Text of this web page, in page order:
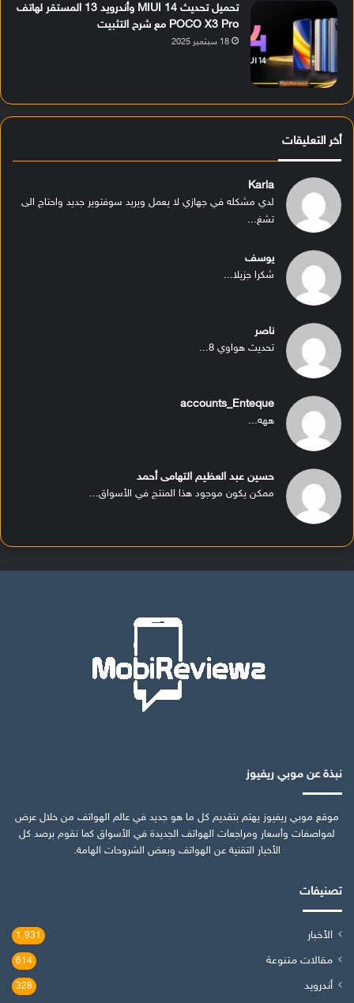
تحميل تحديث MIUI 14 وأندرويد 13 المستقر لهاتف
POCO X3 Pro مع شرح التثبيت
18 سبتمبر 2025
أخر التعليقات
Karla
لدي مشكله في جهازي لا يعمل ويريد سوفتوير جديد واحتاج الى
تشغ...
يوسف
شكرا جزيلا...
ناصر
تحديث هواوي 8...
accounts_Enteque
ههه...
حسين عبد العظيم التهامى أحمد
ممكن يكون موجود هذا المنتج في الأسواق...
نبذة عن موبي ريفيوز
موقع موبي ريفيوز يهتم بتقديم كل ما هو جديد في عالم الهواتف من خلال عرض
لمواصفات وأسعار ومراجعات الهواتف الجديدة في الأسواق كما نقوم برصد كل
الأخبار التقنية عن الهواتف وبعض الشروحات الهامة.
تصنيفات
الأخبار 1٬931
مقالات متنوعة 614
أندرويد 328